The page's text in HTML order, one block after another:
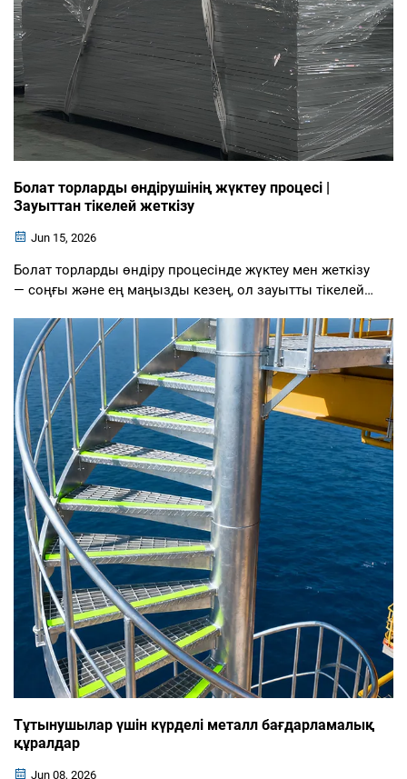
Болат торларды өндірушінің жүктеу процесі |
Зауыттан тікелей жеткізу
Jun 15, 2026
Болат торларды өндіру процесінде жүктеу мен жеткізу
— соңғы және ең маңызды кезең, ол зауытты тікелей
сізді болат торлардың нақты жүктеу операциясын
көрсету үшін өз цехымызға шақырамыз...
Тұтынушылар үшін күрделі металл бағдарламалық
құралдар
Jun 08, 2026